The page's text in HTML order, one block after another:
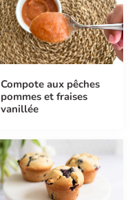
Compote aux pêches
pommes et fraises
vanillée